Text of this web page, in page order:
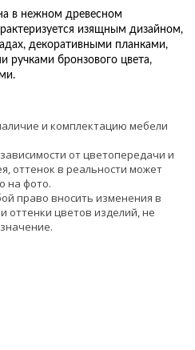
в нежном древесном
изящным дизайном,
декоративными планками,
ручками бронзового цвета,
и комплектацию мебели
от цветопередачи и
оттенок в реальности может
на фото.
право вносить изменения в
оттенки цветов изделий, не